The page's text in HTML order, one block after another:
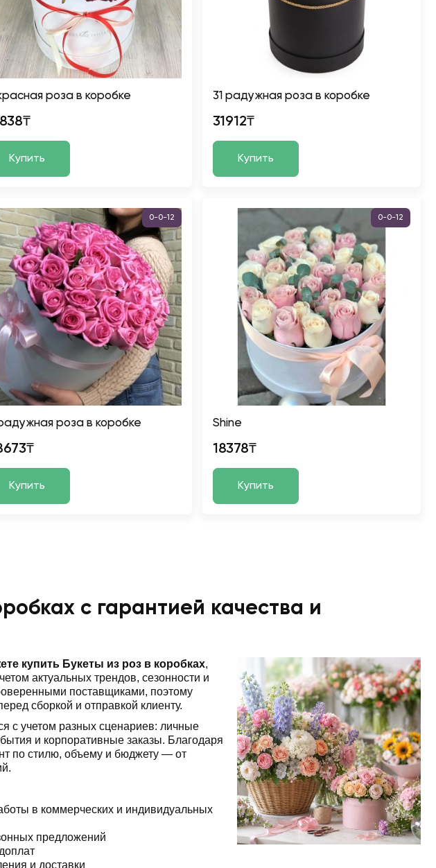
роза в коробке
Купить
31 радужная роза в коробке
31912₸
Купить
0-0-12
роза в коробке
Купить
0-0-12
Shine
18378₸
Купить
с гарантией качества и
купить Букеты из роз в коробках,
актуальных трендов, сезонности и
поставщиками, поэтому
сборкой и отправкой клиенту.
с учетом разных сценариев: личные
и корпоративные заказы. Благодаря
по стилю, объему и бюджету — от
в коммерческих и индивидуальных
предложений
и доставки